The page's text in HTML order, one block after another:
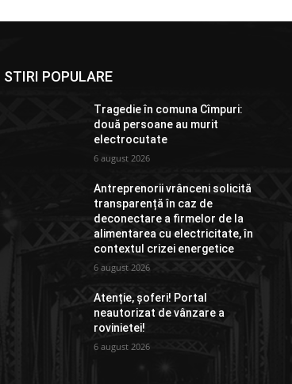
STIRI POPULARE
Tragedie în comuna Cîmpuri:
două persoane au murit
electrocutate
6 august 2026
Antreprenorii vrânceni solicită
transparență în caz de
deconectare a firmelor de la
alimentarea cu electricitate, în
contextul crizei energetice
6 august 2026
Atenție, șoferi! Portal
neautorizat de vânzare a
rovinietei!
6 august 2026